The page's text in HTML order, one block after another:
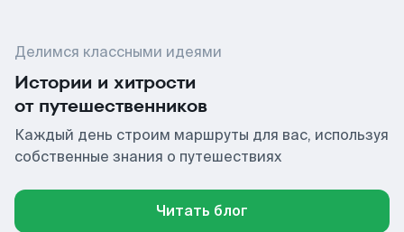
Делимся классными идеями
Истории и хитрости
от путешественников
Каждый день строим маршруты для вас, используя
собственные знания о путешествиях
Читать блог